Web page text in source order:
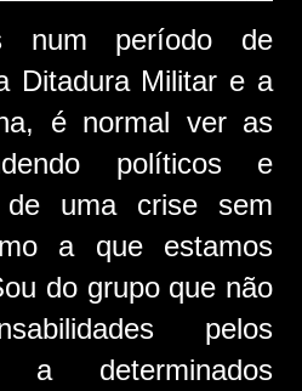
num período de
Ditadura Militar e a
é normal ver as
políticos e
de uma crise sem
a que estamos
do grupo que não
pelos
a determinados